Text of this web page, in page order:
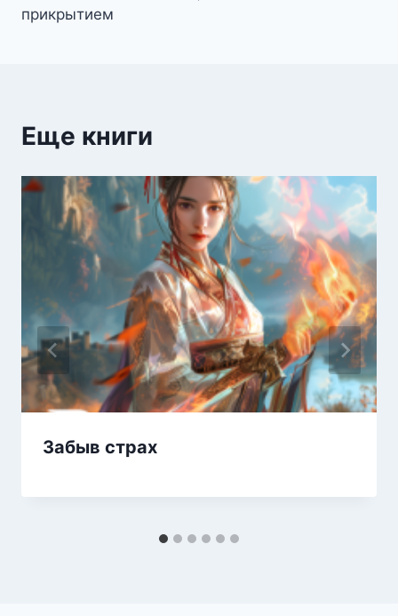
записям
прикрытием
Еще книги
Забыв страх